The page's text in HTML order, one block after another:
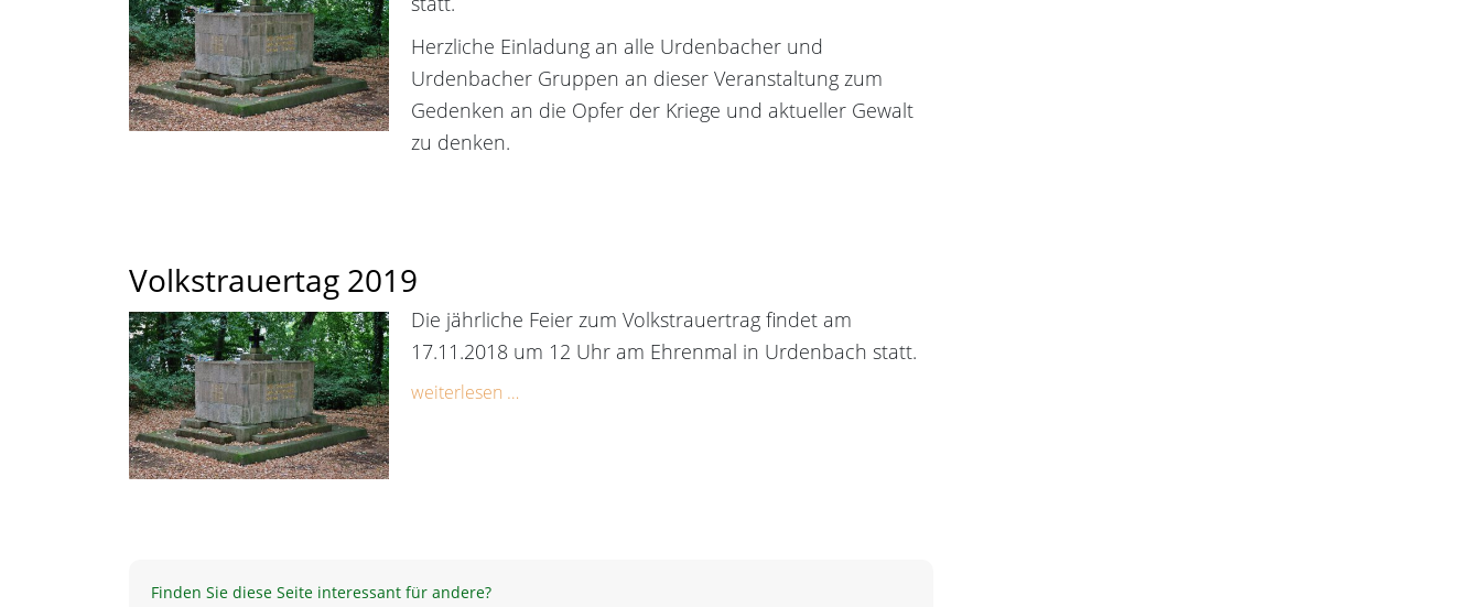
Herzliche Einladung an alle Urdenbacher und
Urdenbacher Gruppen an dieser Veranstaltung zum
Gedenken an die Opfer der Kriege und aktueller Gewalt
zu denken.
Volkstrauertag 2019
Die jährliche Feier zum Volkstrauertrag findet am
17.11.2018 um 12 Uhr am Ehrenmal in Urdenbach statt.
weiterlesen …
Finden Sie diese Seite interessant für andere?